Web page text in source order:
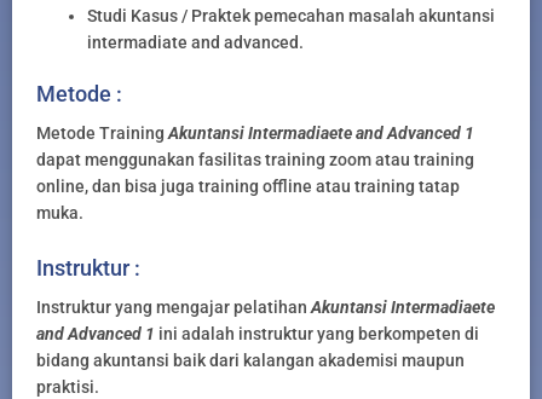
Studi Kasus / Praktek pemecahan masalah akuntansi
intermadiate and advanced.
Metode :
Metode Training Akuntansi Intermadiaete and Advanced 1
dapat menggunakan fasilitas training zoom atau training
online, dan bisa juga training offline atau training tatap
muka.
Instruktur :
Instruktur yang mengajar pelatihanAkuntansi Intermadiaete
and Advanced 1 ini adalah instruktur yang berkompeten di
bidang akuntansi baik dari kalangan akademisi maupun
praktisi.